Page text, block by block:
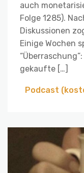
auch
Folge 1285).
Diskussionen
Einige Wochen
gekaufte […]
Podcast